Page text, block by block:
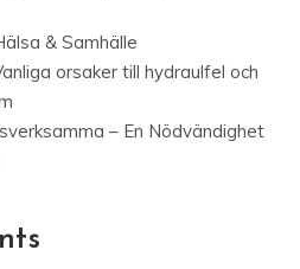
& Samhälle
orsaker till hydraulfel och
– En Nödvändighet